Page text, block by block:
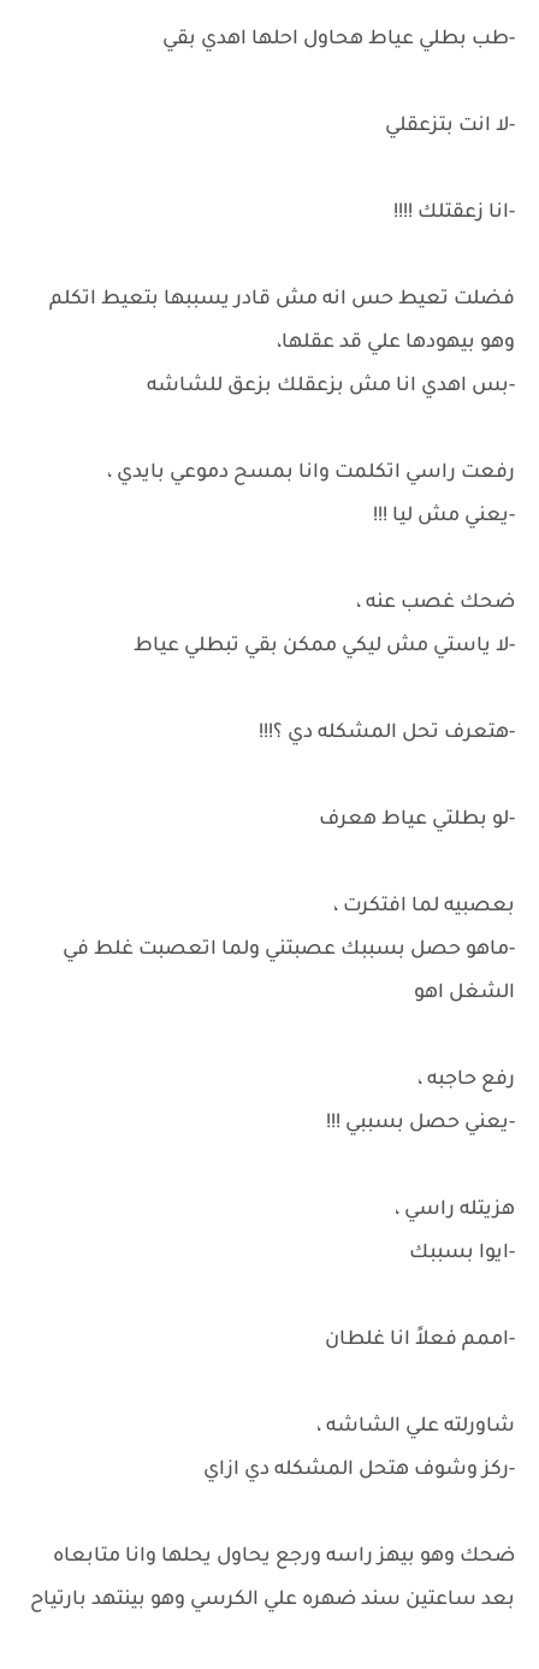
-طب بطلي عياط هحاول احلها اهدي بقي
-لا انت بتزعقلي
-انا زعقتلك !!!!
فضلت تعيط حس انه مش قادر يسببها بتعيط اتكلم
وهو بيهودها علي قد عقلها،
-بس اهدي انا مش بزعقلك بزعق للشاشه
رفعت راسي اتكلمت وانا بمسح دموعي بايدي ،
-يعني مش ليا !!!
ضحك غصب عنه ،
-لا ياستي مش ليكي ممكن بقي تبطلي عياط
-هتعرف تحل المشكله دي ؟!!!
-لو بطلتي عياط هعرف
بعصبيه لما افتكرت ،
-ماهو حصل بسببك عصبتني ولما اتعصبت غلط في
الشغل اهو
رفع حاجبه ،
-يعني حصل بسببي !!!
هزيتله راسي ،
-ايوا بسببك
-اممم فعلاً انا غلطان
شاورلته علي الشاشه ،
-ركز وشوف هتحل المشكله دي ازاي
ضحك وهو بيهز راسه ورجع يحاول يحلها وانا متابعاه
بعد ساعتين سند ضهره علي الكرسي وهو بينتهد بارتياح